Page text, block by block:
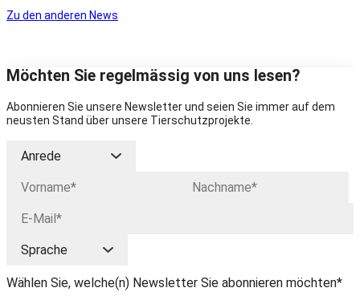
Zu den anderen News
Möchten Sie regelmässig von uns lesen?
Abonnieren Sie unsere Newsletter und seien Sie immer auf dem
neusten Stand über unsere Tierschutzprojekte.
Wählen Sie, welche(n) Newsletter Sie abonnieren möchten*